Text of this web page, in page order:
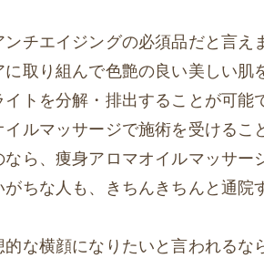
チエイジングの必須品だと言え
取り組んで色艶の良い美しい肌
トを分解・排出することが可
ルマッサージで施術を受けるこ
ら、痩身アロマオイルマッサー
ちな人も、きちんきちんと通
な横顔になりたいと言われるな